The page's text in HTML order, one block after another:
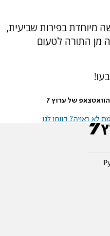
מיוחדת בפירות שביעית,
מן התורה לטעום
של ערוץ 7
לא ראויה? דווחו לנו